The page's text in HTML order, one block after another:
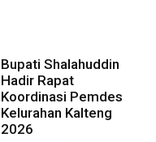
Bupati Shalahuddin
Hadir Rapat
Koordinasi Pemdes
Kelurahan Kalteng
2026